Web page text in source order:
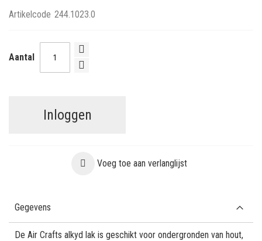
Artikelcode 244.1023.0
Aantal
Inloggen
Voeg toe aan verlanglijst
Gegevens
De Air Crafts alkyd lak is geschikt voor ondergronden van hout,